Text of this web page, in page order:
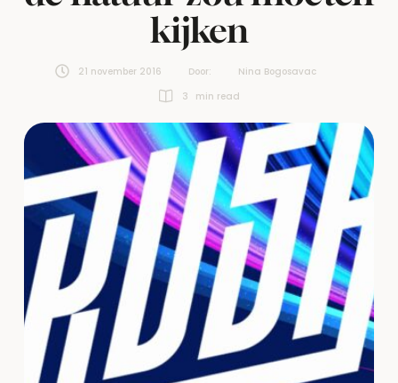
kijken
21 november 2016 Door:
Nina Bogosavac
3
min read